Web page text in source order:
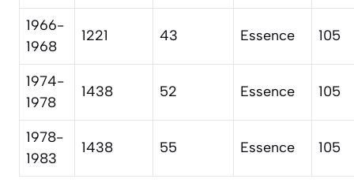
1966-
1968
1221 43 Essence 105
1974-
1978
1438 52 Essence 105
1978-
1983
1438 55 Essence 105